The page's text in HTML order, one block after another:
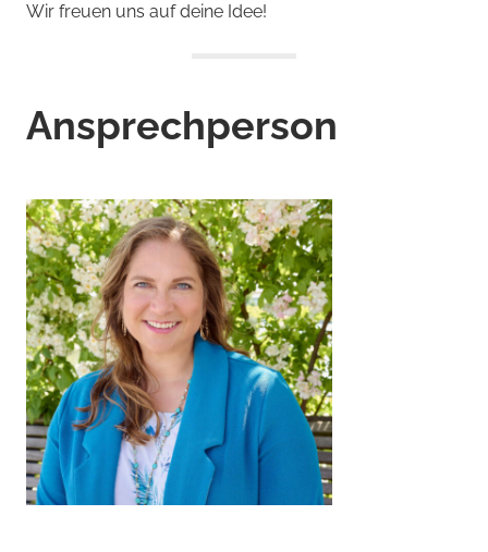
Wir freuen uns auf deine Idee!
Ansprechperson